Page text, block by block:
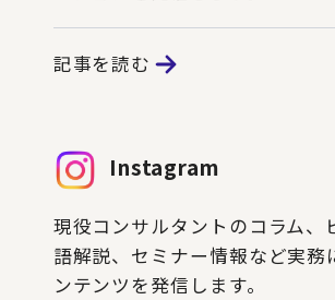
記事を読む
Instagram
現役コンサルタントのコラム、
語解説、セミナー情報など実務
ンテンツを発信します。